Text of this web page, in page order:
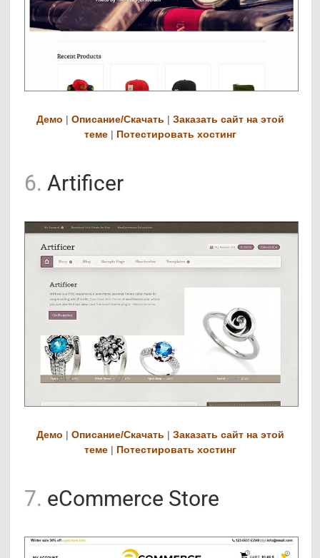
Демо |Описание/Скачать |Заказать сайт на этой
теме | Потестировать хостинг
6. Artificer
Демо |Описание/Скачать |Заказать сайт на этой
теме | Потестировать хостинг
7. eCommerce Store